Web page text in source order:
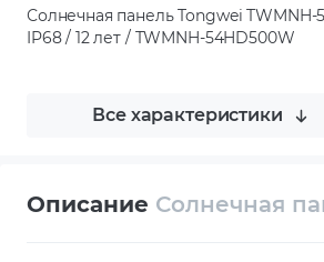
Солнечная панель Tongwei
IP68 / 12 лет / TWMNH-54HD500W
Все характеристики
Описание Солнечная